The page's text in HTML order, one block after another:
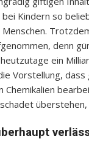
Kindern so
denn
ein
Vorstellung,
Chemikalien